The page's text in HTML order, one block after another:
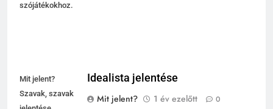
szójátékokhoz.
Mit jelent?
Szavak, szavak
Idealista jelentése
Mit jelent?
1 év ezelőtt 0